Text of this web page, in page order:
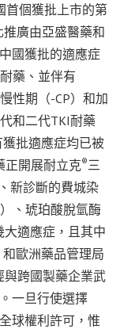
首個獲批上市的第
推廣由亞盛醫藥和
國獲批的適應症
藥、並伴有
性期（-CP）和加
和二代TKI耐藥
批適應症均已被
正開展耐立克® 三
新診斷的費城染
、琥珀酸脫氫酶
大適應症，且其中
歐洲藥品管理局
與跨國製藥企業武
一旦行使選擇
球權利許可，惟